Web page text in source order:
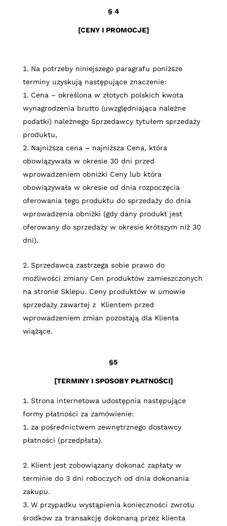
§ 4
[CENY I PROMOCJE]
Na potrzeby niniejszego paragrafu poniższe
terminy uzyskują następujące znaczenie:
Cena – określona w złotych polskich kwota
wynagrodzenia brutto (uwzględniająca należne
podatki) należnego Sprzedawcy tytułem sprzedaży
produktu,
Najniższa cena – najniższa Cena, która
obowiązywała w okresie 30 dni przed
wprowadzeniem obniżki Ceny lub która
obowiązywała w okresie od dnia rozpoczęcia
oferowania tego produktu do sprzedaży do dnia
wprowadzenia obniżki (gdy dany produkt jest
oferowany do sprzedaży w okresie krótszym niż 30
dni).
Sprzedawca zastrzega sobie prawo do
możliwości zmiany Cen produktów zamieszczonych
na stronie Sklepu. Ceny produktów w umowie
sprzedaży zawartej z Klientem przed
wprowadzeniem zmian pozostają dla Klienta
wiążące.
§5
[TERMINY I SPOSOBY PŁATNOŚCI]
Strona internetowa udostępnia następujące
formy płatności za zamówienie:
za pośrednictwem zewnętrznego dostawcy
płatności (przedpłata).
Klient jest zobowiązany dokonać zapłaty w
terminie do 3 dni roboczych od dnia dokonania
zakupu.
W przypadku wystąpienia konieczności zwrotu
środków za transakcję dokonaną przez klienta